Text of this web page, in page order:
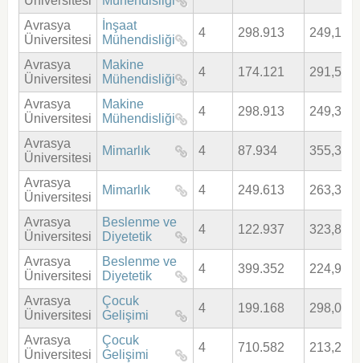
Avrasya
Üniversitesi
İnşaat
Mühendisliği
4 298.913
Avrasya
Üniversitesi
Makine
Mühendisliği
4 174.121
Avrasya
Üniversitesi
Makine
Mühendisliği
4 298.913
Avrasya
Üniversitesi
Mimarlık 4 87.934
Avrasya
Üniversitesi
Mimarlık 4 249.613
Avrasya
Üniversitesi
Beslenme ve
Diyetetik
4 122.937
Avrasya
Üniversitesi
Beslenme ve
Diyetetik
4 399.352
Avrasya
Üniversitesi
Çocuk
Gelişimi
4 199.168
Avrasya
Üniversitesi
Çocuk
Gelişimi
4 710.582